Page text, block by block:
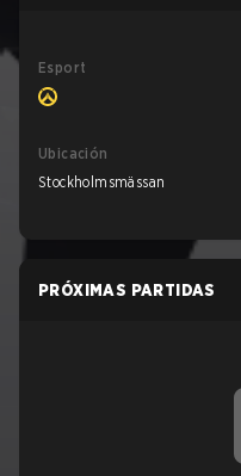
Esport
Ubicación
Stockholmsmässan
PRÓXIMAS PARTIDAS